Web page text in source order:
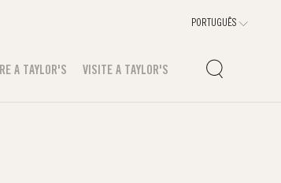
A TAYLOR'S VISITE A TAYLOR'S